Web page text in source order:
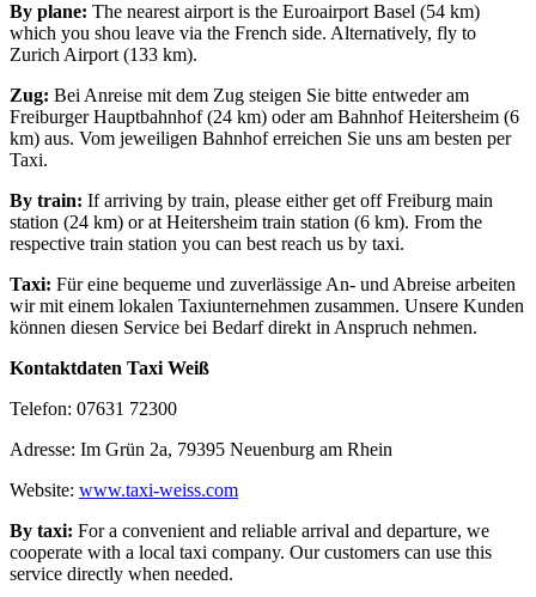
By plane: The nearest airport is the Euroairport Basel (54 km)
which you shou leave via the French side. Alternatively, fly to
Zurich Airport (133 km).
Zug: Bei Anreise mit dem Zug steigen Sie bitte entweder am
Freiburger Hauptbahnhof (24 km) oder am Bahnhof Heitersheim (6
km) aus. Vom jeweiligen Bahnhof erreichen Sie uns am besten per
Taxi.
By train: If arriving by train, please either get off Freiburg main
station (24 km) or at Heitersheim train station (6 km). From the
respective train station you can best reach us by taxi.
Taxi: Für eine bequeme und zuverlässige An- und Abreise arbeiten
wir mit einem lokalen Taxiunternehmen zusammen. Unsere Kunden
können diesen Service bei Bedarf direkt in Anspruch nehmen.
Kontaktdaten Taxi Weiß
Telefon: 07631 72300
Adresse: Im Grün 2a, 79395 Neuenburg am Rhein
Website: www.taxi-weiss.com
By taxi: For a convenient and reliable arrival and departure, we
cooperate with a local taxi company. Our customers can use this
service directly when needed.